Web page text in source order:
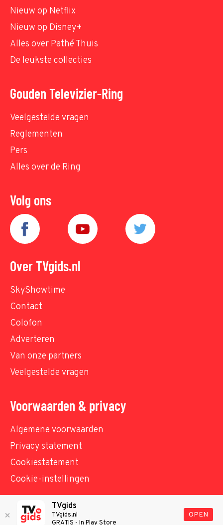
Nieuw op Netflix
Nieuw op Disney+
Alles over Pathé Thuis
De leukste collecties
Gouden Televizier-Ring
Veelgestelde vragen
Reglementen
Pers
Alles over de Ring
Volg ons
Over TVgids.nl
SkyShowtime
Contact
Colofon
Adverteren
Van onze partners
Veelgestelde vragen
Voorwaarden & privacy
Algemene voorwaarden
Privacy statement
Cookiestatement
Cookie-instellingen
© TVgids.nl 2026 - All rights reserved. No text and
TVgids
TVgids.nl
GRATIS - In Play Store
OPEN